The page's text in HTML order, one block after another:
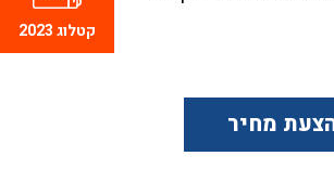
מחיר
קטלוג 2023